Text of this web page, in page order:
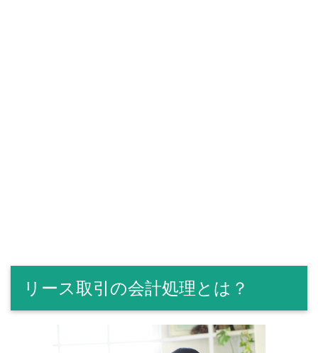
リース取引の会計処理とは？